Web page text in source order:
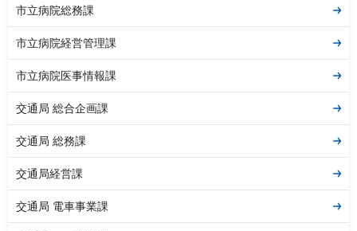
市立病院総務課
市立病院経営管理課
市立病院医事情報課
交通局 総合企画課
交通局 総務課
交通局経営課
交通局 電車事業課